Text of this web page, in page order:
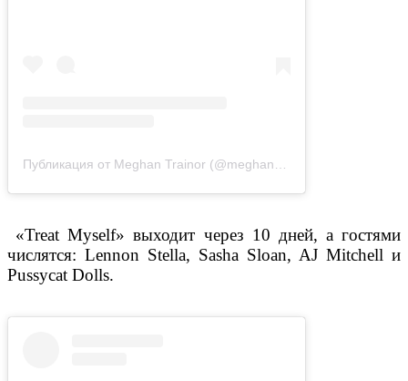
«Treat Myself» выходит через 10 дней, а гостями
числятся: Lennon Stella, Sasha Sloan, AJ Mitchell и
Pussycat Dolls.